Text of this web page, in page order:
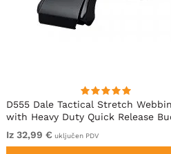
D555 Dale Tactical Stretch
with Heavy Duty Quick Release
Black
Iz 32,99 € uključen PDV